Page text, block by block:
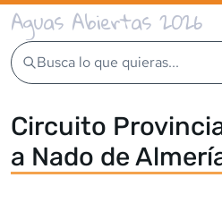
Aguas Abiertas 2026
Busca lo que quieras...
Circuito
a Nado de